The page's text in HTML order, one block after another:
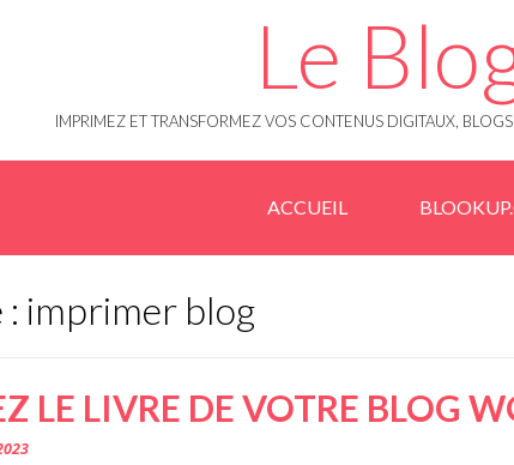
Le
IMPRIMEZ ET TRANSFORMEZ VOS CONTENUS DIGITAUX,
ACCUEIL
imprimer blog
LE LIVRE DE VOTRE BLOG